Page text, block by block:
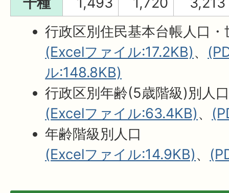
行政区別住民基本台帳人口・
(Excelファイル:17.2KB)、
ル:148.8KB)
行政区別年齢(5歳階級)別人
(Excelファイル:63.4KB)、
年齢階級別人口
(Excelファイル:14.9KB)、